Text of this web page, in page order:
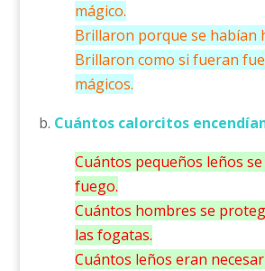
mágico.
Brillaron porque se habían
Brillaron como si fueran
mágicos.
b. Cuántos calorcitos
Cuántos pequeños leños
fuego.
Cuántos hombres se
las fogatas.
Cuántos leños eran